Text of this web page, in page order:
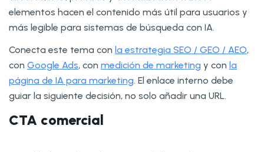
elementos hacen el contenido más útil para usuarios y
más legible para sistemas de búsqueda con IA.
Conecta este tema con la estrategia SEO / GEO / AEO,
con Google Ads, con medición de marketing y con la
página de IA para marketing. El enlace interno debe
guiar la siguiente decisión, no solo añadir una URL.
CTA comercial